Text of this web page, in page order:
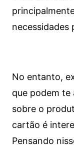
necessidades
No entanto,
que podem te
sobre o
cartão é
Pensando